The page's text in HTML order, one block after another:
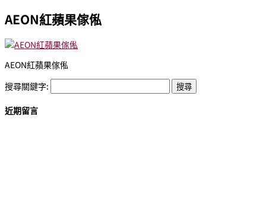
AEON紅蘋果傢俬
AEON紅蘋果傢俬
搜尋關鍵字:
近期留言